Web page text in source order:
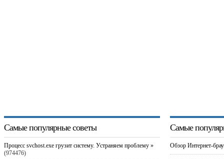
Самые популярные советы
Процесс svchost.exe грузит систему. Устраняем проблему »
(974476)
Самые
Обзор Интернет-